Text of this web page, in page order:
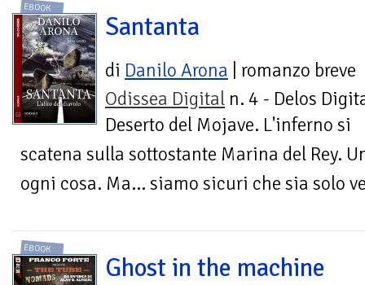
EBOOK
Santanta
di Danilo Arona | romanzo breve
Odissea Digital n. 4 - Delos
Deserto del Mojave. L'inferno si
scatena sulla sottostante Marina del Rey.
ogni cosa. Ma... siamo sicuri che sia solo
EBOOK
Ghost in the machine